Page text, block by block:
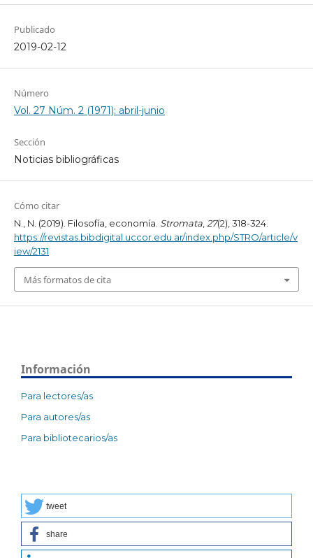
Publicado
2019-02-12
Número
Vol. 27 Núm. 2 (1971): abril-junio
Sección
Noticias bibliográficas
Cómo citar
N., N. (2019). Filosofía, economía. Stromata,27(2), 318-324.
https://revistas.bibdigital.uccor.edu.ar/index.php/STRO/article/v
iew/2131
Más formatos de cita
Información
Para lectores/as
Para autores/as
Para bibliotecarios/as
tweet
share